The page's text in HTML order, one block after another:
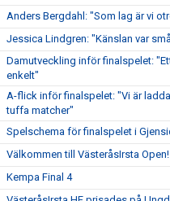
Anders Bergdahl: "Som lag är vi
Jessica Lindgren: "Känslan var
Damutveckling inför finalspelet:
enkelt"
A-flick inför finalspelet: "Vi är
tuffa matcher"
Spelschema för finalspelet i
Välkommen till VästeråsIrsta Open!
Kempa Final 4